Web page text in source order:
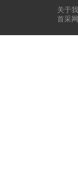
关于
首采